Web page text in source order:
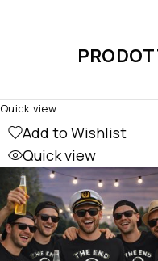
Add to Wishlist
Quick view
Quick view